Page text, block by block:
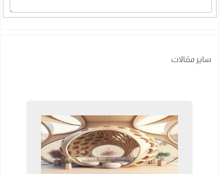
سایر مقالات